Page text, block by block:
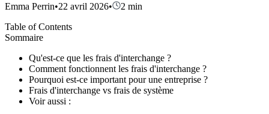
Emma Perrin•22 avril 2026• 2 min
Table of Contents
Sommaire
Qu'est-ce que les frais d'interchange ?
Comment fonctionnent les frais d'interchange ?
Pourquoi est-ce important pour une entreprise ?
Frais d'interchange vs frais de système
Voir aussi :